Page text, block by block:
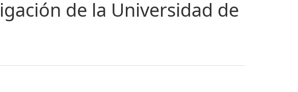
de la Universidad de